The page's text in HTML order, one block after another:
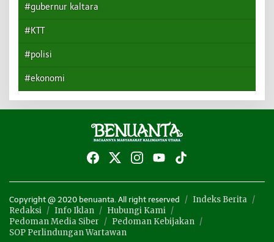
#gubernur kaltara
#KTT
#polisi
#ekonomi
Copyright @ 2020 benuanta. All right reserved
Indeks Berita
Redaksi
Info Iklan
Hubungi Kami
Pedoman Media Siber
Pedoman Kebijakan
SOP Perlindungan Wartawan